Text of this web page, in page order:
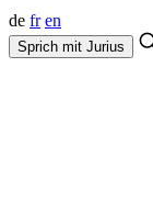
de fr en
Sprich mit Jurius